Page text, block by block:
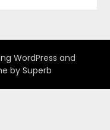
WordPress and
by Superb